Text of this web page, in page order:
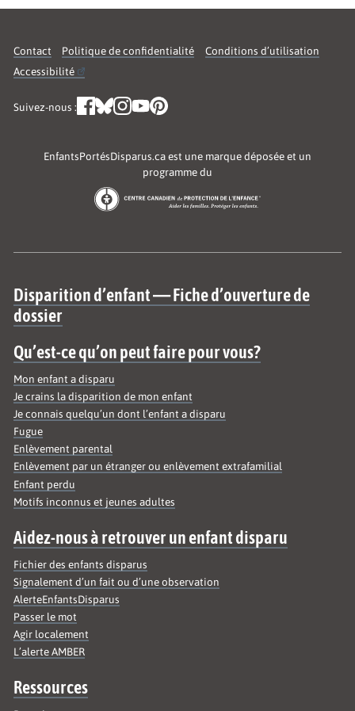
Contact Politique de confidentialité
Conditions d’utilisation
Accessibilité
Suivez-nous :
EnfantsPortésDisparus.ca est une marque déposée et un
programme du
Site map
Disparition d’enfant — Fiche d’ouverture de
dossier
Qu’est-ce qu’on peut faire pour vous?
Mon enfant a disparu
Je crains la disparition de mon enfant
Je connais quelqu’un dont l’enfant a disparu
Fugue
Enlèvement parental
Enlèvement par un étranger ou enlèvement extrafamilial
Enfant perdu
Motifs inconnus et jeunes adultes
Aidez-nous à retrouver un enfant disparu
Fichier des enfants disparus
Signalement d’un fait ou d’une observation
AlerteEnfantsDisparus
Passer le mot
Agir localement
L’alerte AMBER
Ressources